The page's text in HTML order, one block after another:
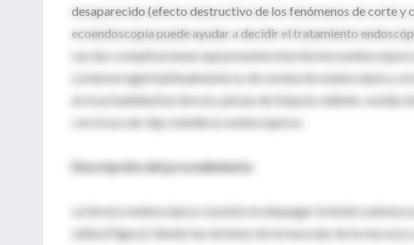
desaparecido (efecto destructivo de los fenómenos de corte y
ecoendoscopía puede ayudar a decidir el tratamiento
Las dos complicaciones que presenta ésta técnica
La hemorragia habitualmente es de resolución endoscópica,
en la actualidad (esclerosis, pinzas de biopsia caliente, sondas
con el uso de clips metálicos endoscópicos.
Descripción del procedimiento
La técnica endoscópica consiste en despegar la lesión
salina (Figura). Siendo las lesiones de la muscular de la